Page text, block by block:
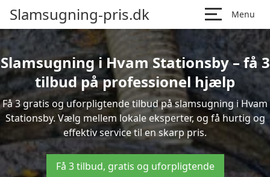
Slamsugning-pris.dk Menu
Slamsugning i Hvam Stationsby – få 3
tilbud på professionel hjælp
Få 3 gratis og uforpligtende tilbud på slamsugning i Hvam
Stationsby. Vælg mellem lokale eksperter, og få hurtig og
effektiv service til en skarp pris.
Få 3 tilbud, gratis og uforpligtende